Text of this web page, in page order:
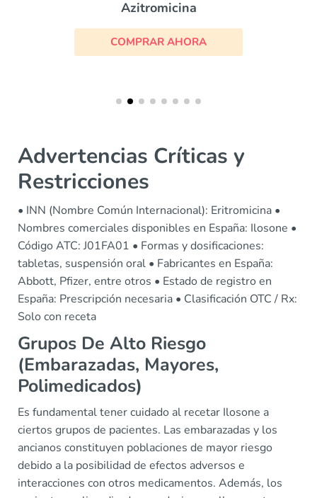
Azitromicina
COMPRAR AHORA
Advertencias Críticas y
Restricciones
• INN (Nombre Común Internacional): Eritromicina •
Nombres comerciales disponibles en España: Ilosone •
Código ATC: J01FA01 • Formas y dosificaciones:
tabletas, suspensión oral • Fabricantes en España:
Abbott, Pfizer, entre otros • Estado de registro en
España: Prescripción necesaria • Clasificación OTC / Rx:
Solo con receta
Grupos De Alto Riesgo
(Embarazadas, Mayores,
Polimedicados)
Es fundamental tener cuidado al recetar Ilosone a
ciertos grupos de pacientes. Las embarazadas y los
ancianos constituyen poblaciones de mayor riesgo
debido a la posibilidad de efectos adversos e
interacciones con otros medicamentos. Además, los